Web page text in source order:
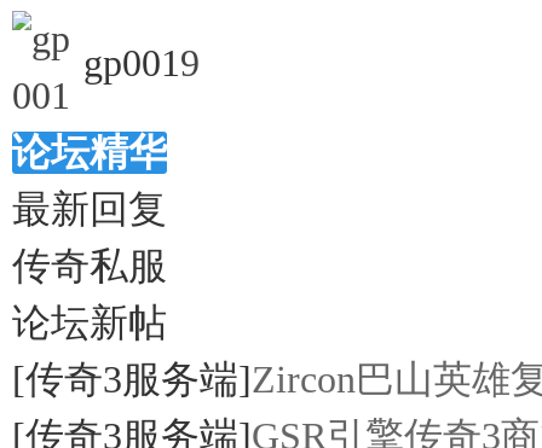
条
gp0019
论坛精华
最新回复
传奇私服
论坛新帖
[传奇3服务端]Zircon巴山英雄
[传奇3服务端]GSR引擎传奇3